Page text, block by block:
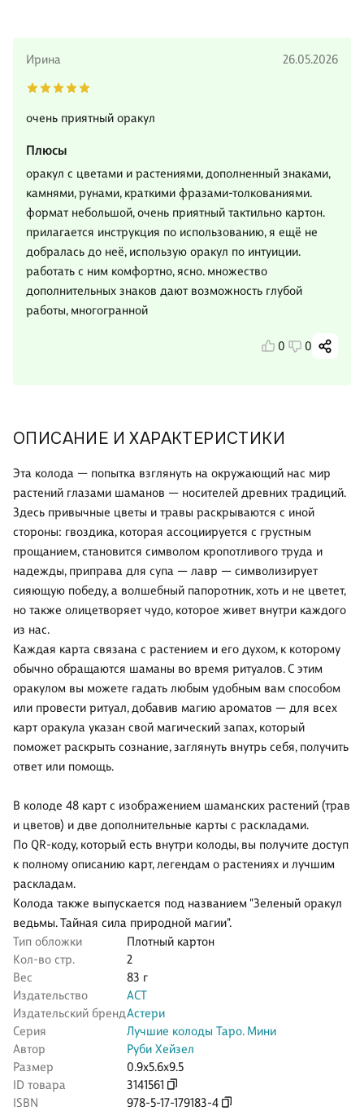
ОПИСАНИЕ И ХАРАКТЕРИСТИКИ
Эта колода — попытка взглянуть на окружающий нас мир
растений глазами шаманов — носителей древних традиций.
Здесь привычные цветы и травы раскрываются с иной
стороны: гвоздика, которая ассоциируется с грустным
прощанием, становится символом кропотливого труда и
надежды, приправа для супа — лавр — символизирует
сияющую победу, а волшебный папоротник, хоть и не цветет,
но также олицетворяет чудо, которое живет внутри каждого
из нас.
Каждая карта связана с растением и его духом, к которому
обычно обращаются шаманы во время ритуалов. С этим
оракулом вы можете гадать любым удобным вам способом
или провести ритуал, добавив магию ароматов — для всех
карт оракула указан свой магический запах, который
поможет раскрыть сознание, заглянуть внутрь себя, получить
ответ или помощь.
В колоде 48 карт с изображением шаманских растений (трав
и цветов) и две дополнительные карты с раскладами.
По QR-коду, который есть внутри колоды, вы получите доступ
к полному описанию карт, легендам о растениях и лучшим
раскладам.
Колода также выпускается под названием "Зеленый оракул
ведьмы. Тайная сила природной магии".
Тип обложки
Плотный картон
Кол-во стр.
2
Вес
83 г
Издательство
АСТ
Издательский брендАстери
Серия
Лучшие колоды Таро. Мини
Автор
Руби Хейзел
Размер
0.9x5.6x9.5
ID товара
3141561
ISBN
978-5-17-179183-4
Ирина 26.05.2026
очень приятный оракул
Плюсы
оракул с цветами и растениями, дополненный знаками,
камнями, рунами, краткими фразами-толкованиями.
формат небольшой, очень приятный тактильно картон.
прилагается инструкция по использованию, я ещё не
добралась до неё, использую оракул по интуиции.
работать с ним комфортно, ясно. множество
дополнительных знаков дают возможность глубой
работы, многогранной
0 0